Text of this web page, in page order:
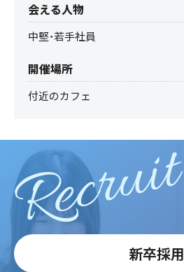
会える人物
中堅・若手社員
開催場所
付近のカフェ
Recruit
新卒採用